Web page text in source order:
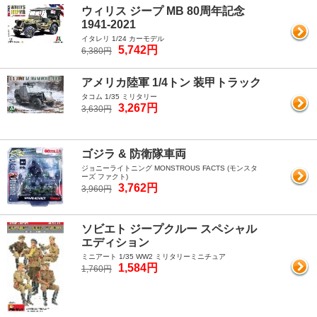
ウィリス ジープ MB 80周年記念
1941-2021
イタレリ 1/24 カーモデル
6,380円 5,742円
アメリカ陸軍 1/4トン 装甲トラック
タコム 1/35 ミリタリー
3,630円 3,267円
ゴジラ & 防衛隊車両
ジョニーライトニング MONSTROUS FACTS (モンスタ
ーズ ファクト)
3,960円 3,762円
ソビエト ジープクルー スペシャル
エディション
ミニアート 1/35 WW2 ミリタリーミニチュア
1,760円 1,584円